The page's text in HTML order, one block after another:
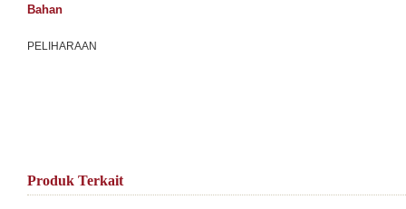
Bahan
PELIHARAAN
Produk Terkait